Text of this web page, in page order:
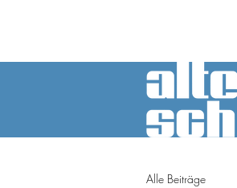
Alle Beiträge